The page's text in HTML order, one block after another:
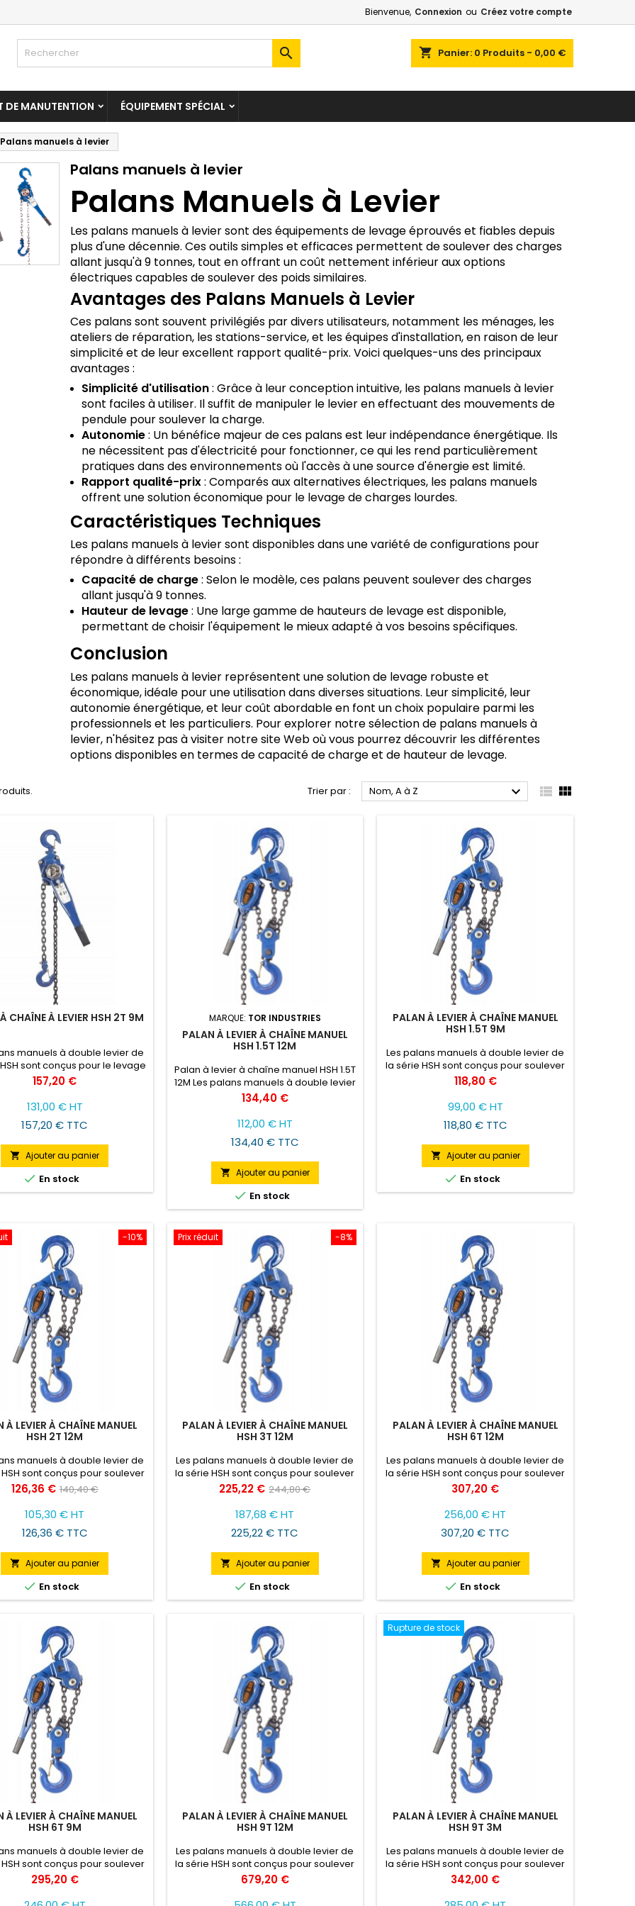
Bienvenue, Connexion ou Créez votre compte
shopping_cart Panier: 0 Produits - 0,00 €

DE MANUTENTION ÉQUIPEMENT SPÉCIAL
Palans manuels à levier
Palans manuels à levier
Palans Manuels à Levier
Les palans manuels à levier sont des équipements de levage éprouvés et fiables depuis
plus d'une décennie. Ces outils simples et efficaces permettent de soulever des charges
allant jusqu'à 9 tonnes, tout en offrant un coût nettement inférieur aux options
électriques capables de soulever des poids similaires.
Avantages des Palans Manuels à Levier
Ces palans sont souvent privilégiés par divers utilisateurs, notamment les ménages, les
ateliers de réparation, les stations-service, et les équipes d'installation, en raison de leur
simplicité et de leur excellent rapport qualité-prix. Voici quelques-uns des principaux
avantages :
Simplicité d'utilisation: Grâce à leur conception intuitive, les palans manuels à levier
sont faciles à utiliser. Il suffit de manipuler le levier en effectuant des mouvements de
pendule pour soulever la charge.
Autonomie: Un bénéfice majeur de ces palans est leur indépendance énergétique. Ils
ne nécessitent pas d'électricité pour fonctionner, ce qui les rend particulièrement
pratiques dans des environnements où l'accès à une source d'énergie est limité.
Rapport qualité-prix: Comparés aux alternatives électriques, les palans manuels
offrent une solution économique pour le levage de charges lourdes.
Caractéristiques Techniques
Les palans manuels à levier sont disponibles dans une variété de configurations pour
répondre à différents besoins :
Capacité de charge: Selon le modèle, ces palans peuvent soulever des charges
allant jusqu'à 9 tonnes.
Hauteur de levage: Une large gamme de hauteurs de levage est disponible,
permettant de choisir l'équipement le mieux adapté à vos besoins spécifiques.
Conclusion
Les palans manuels à levier représentent une solution de levage robuste et
économique, idéale pour une utilisation dans diverses situations. Leur simplicité, leur
autonomie énergétique, et leur coût abordable en font un choix populaire parmi les
professionnels et les particuliers. Pour explorer notre sélection de palans manuels à
levier, n'hésitez pas à visiter notre site Web où vous pourrez découvrir les différentes
options disponibles en termes de capacité de charge et de hauteur de levage.
Trier par : Nom, A à Z   
CHAÎNE À LEVIER HSH 2T 9M
manuels à double levier de
sont conçus pour le levage
de charges, afin
l'efficacité et la sécurité
travaux de montage et de
lors de la réparation de
équipements, y compris la
et l'immobilisation de charges
le transport. Poids - 24 kg
de charge - 2 (t)...
Prix
157,20 €
131,00 € HT
157,20 € TTC
 Ajouter au panier
 En stock
MARQUE: TOR INDUSTRIES
PALAN À LEVIER À CHAÎNE MANUEL
HSH 1.5T 12M
Palan à levier à chaîne manuel HSH 1.5T
12M Les palans manuels à double levier
de la série HSH sont conçus pour
soulever et déplacer des charges,
obtenant ainsi une plus grande
efficacité et sécurité des travaux de
montage et de démontage, lors de la
réparation de divers appareils, y
compris la traction et l'immobilisation
de charges pendant le transport.
Prix
134,40 €
112,00 € HT
134,40 € TTC
 Ajouter au panier
 En stock
PALAN À LEVIER À CHAÎNE MANUEL
HSH 1.5T 9M
Les palans manuels à double levier de
la série HSH sont conçus pour soulever
et déplacer des charges, obtenant
ainsi une plus grande efficacité et
sécurité des travaux de montage et de
démontage, lors de la réparation de
divers appareils, y compris la traction
et l'immobilisation de charges pendant
le transport.
Prix
118,80 €
99,00 € HT
118,80 € TTC
 Ajouter au panier
 En stock
-10%
À LEVIER À CHAÎNE MANUEL
HSH 2T 12M
manuels à double levier de
sont conçus pour soulever
des charges, obtenant
une plus grande efficacité et
des travaux de montage et de
lors de la réparation de
appareils, y compris la traction
de charges pendant
le transport.
Prix
126,36 € Prix
140,40 €
105,30 € HT
126,36 € TTC
 Ajouter au panier
 En stock
-8%
Prix réduit
PALAN À LEVIER À CHAÎNE MANUEL
HSH 3T 12M
Les palans manuels à double levier de
la série HSH sont conçus pour soulever
et déplacer des charges, obtenant
ainsi une plus grande efficacité et
sécurité des travaux de montage et de
démontage, lors de la réparation de
divers appareils, y compris la traction
et l'immobilisation de charges pendant
le transport.
Prix
225,22 € Prix
244,80 €
187,68 € HT
225,22 € TTC
 Ajouter au panier
 En stock
PALAN À LEVIER À CHAÎNE MANUEL
HSH 6T 12M
Les palans manuels à double levier de
la série HSH sont conçus pour soulever
et déplacer des charges, obtenant
ainsi une plus grande efficacité et
sécurité des travaux de montage et de
démontage, lors de la réparation de
divers appareils, y compris la traction
et l'immobilisation de charges pendant
le transport.
Prix
307,20 €
256,00 € HT
307,20 € TTC
 Ajouter au panier
 En stock
À LEVIER À CHAÎNE MANUEL
HSH 6T 9M
manuels à double levier de
sont conçus pour soulever
des charges, obtenant
une plus grande efficacité et
des travaux de montage et de
Prix
295,20 €
PALAN À LEVIER À CHAÎNE MANUEL
HSH 9T 12M
Les palans manuels à double levier de
la série HSH sont conçus pour soulever
et déplacer des charges, obtenant
ainsi une plus grande efficacité et
sécurité des travaux de montage et de
Prix
679,20 €
Rupture de stock
PALAN À LEVIER À CHAÎNE MANUEL
HSH 9T 3M
Les palans manuels à double levier de
la série HSH sont conçus pour soulever
et déplacer des charges, obtenant
ainsi une plus grande efficacité et
sécurité des travaux de montage et de
Prix
342,00 €